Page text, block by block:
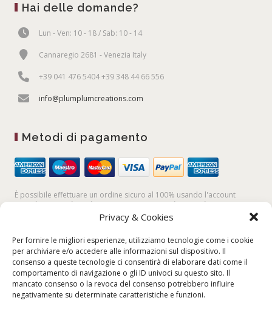
Privacy & Cookies
Per fornire le migliori esperienze, utilizziamo tecnologie come i cookie
per archiviare e/o accedere alle informazioni sul dispositivo. Il
consenso a queste tecnologie ci consentirà di elaborare dati come il
comportamento di navigazione o gli ID univoci su questo sito. Il
mancato consenso o la revoca del consenso potrebbero influire
negativamente su determinate caratteristiche e funzioni.
Hai delle domande?
Lun - Ven: 10 - 18 / Sab: 10 - 14
Cannaregio 2681 - Venezia Italy
+39 041 476 5404 +39 348 44 66 556
info@plumplumcreations.com
Metodi di pagamento
È possibile effettuare un ordine sicuro al 100% usando l'account
PayPal,lacarta di credito, oppure facendo unbonifico bancario